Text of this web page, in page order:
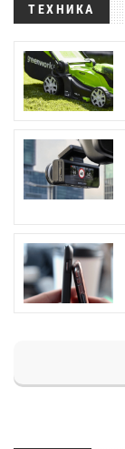
ТЕХНИКА